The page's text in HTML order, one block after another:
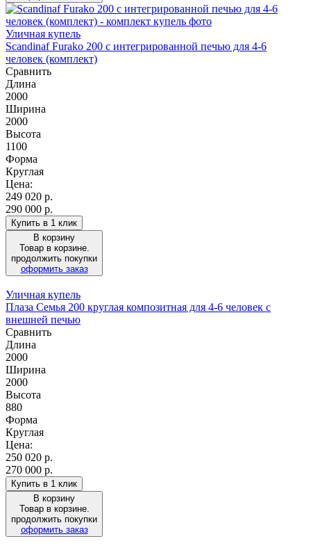
Уличная купель
Scandinaf Furako 200 с интегрированной печью для 4-6
человек (комплект)
Сравнить
Длина
2000
Ширина
2000
Высота
1100
Форма
Круглая
Цена:
249 020 р.
290 000 р.
Купить в 1 клик
В корзину
Товар в корзине.
продолжить покупки
оформить заказ
Уличная купель
Плаза Семья 200 круглая композитная для 4-6 человек с
внешней печью
Сравнить
Длина
2000
Ширина
2000
Высота
880
Форма
Круглая
Цена:
250 020 р.
270 000 р.
Купить в 1 клик
В корзину
Товар в корзине.
продолжить покупки
оформить заказ